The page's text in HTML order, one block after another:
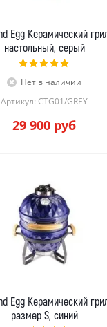
Egg Керамический
настольный, серый
Нет в наличии
Артикул: СTG01/GREY
29 900 руб
Egg Керамический
размер S, синий